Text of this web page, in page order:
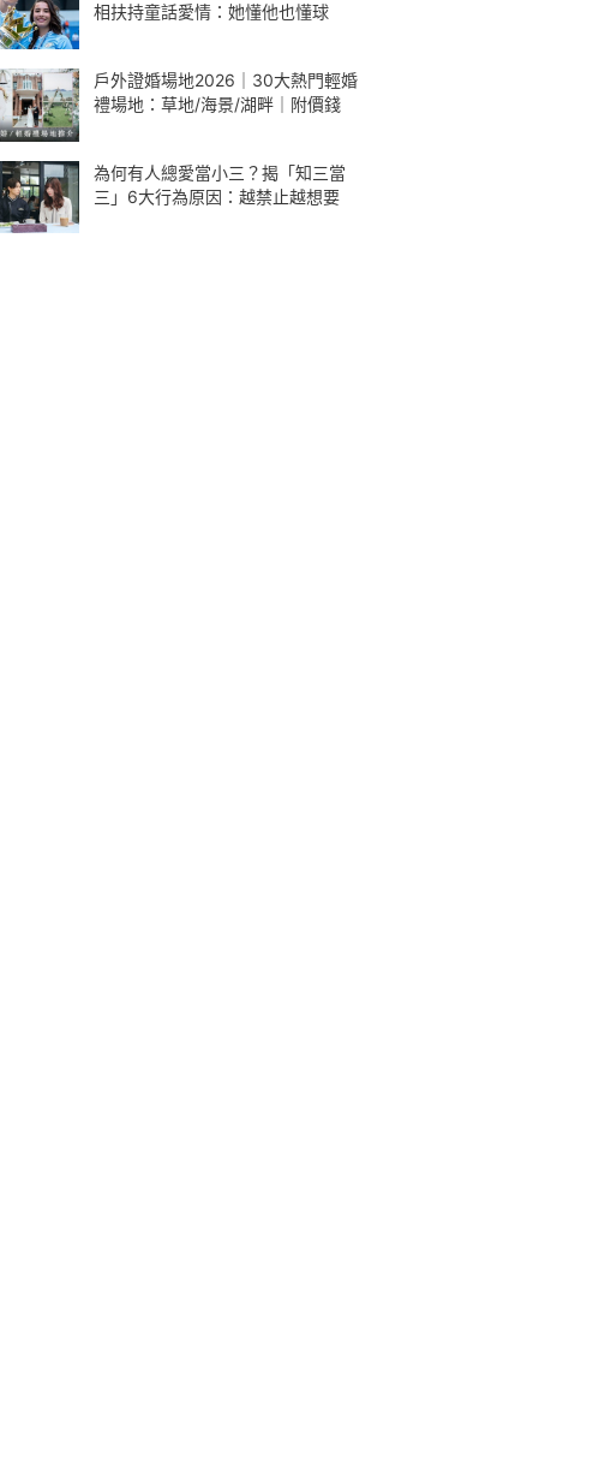
相扶持童話愛情：她懂他也懂球
戶外證婚場地2026｜30大熱門輕婚
禮場地：草地/海景/湖畔｜附價錢
為何有人總愛當小三？揭「知三當
三」6大行為原因：越禁止越想要